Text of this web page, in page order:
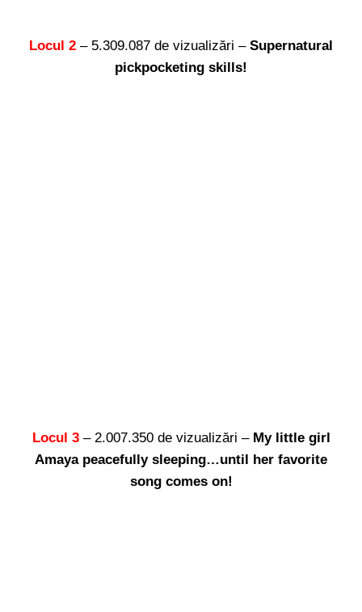
Locul 2 – 5.309.087 de vizualizări – Supernatural
pickpocketing skills!
Locul 3– 2.007.350 de vizualizări – My little girl
Amaya peacefully sleeping…until her favorite
song comes on!